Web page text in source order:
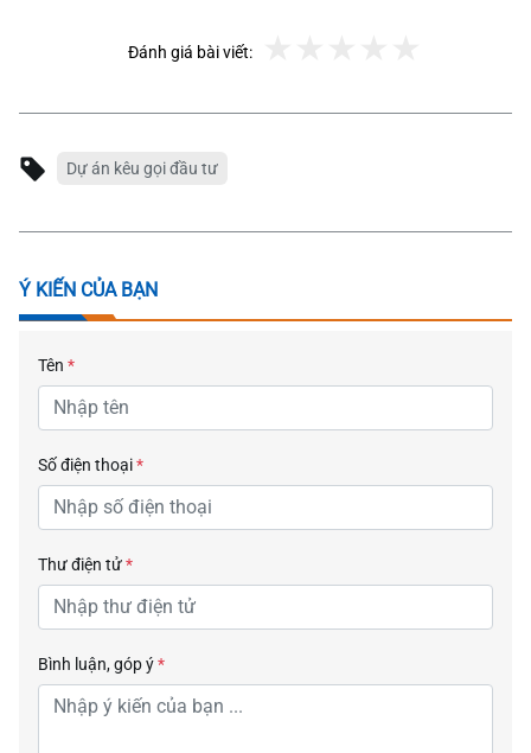
Đánh giá bài viết:
Dự án kêu gọi đầu tư
Ý KIẾN CỦA BẠN
Tên *
Số điện thoại*
Thư điện tử*
Bình luận, góp ý*